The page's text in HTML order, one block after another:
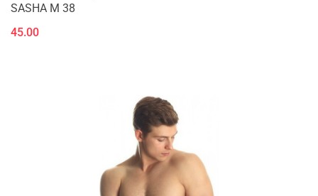
SASHA M 38
45.00